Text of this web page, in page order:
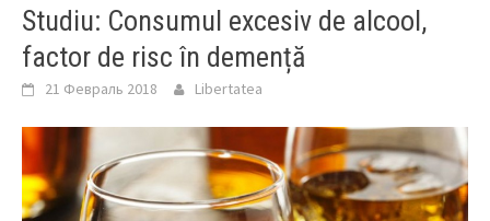
Studiu: Consumul excesiv de alcool,
factor de risc în demență
21 Февраль 2018 Libertatea